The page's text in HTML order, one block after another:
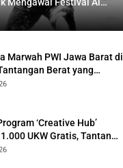
Marwah PWI Jawa Barat di
Berat yang
Solidaritas Lintas
‘Creative Hub’
UKW Gratis, Tantan
Visi PWI Jabar di